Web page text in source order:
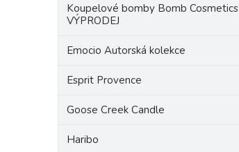
Koupelové bomby Bomb Cosmetics
VÝPRODEJ
Emocio Autorská kolekce
Esprit Provence
Goose Creek Candle
Haribo